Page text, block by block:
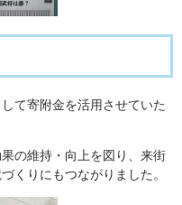
て寄附金を活用させていた
の維持・向上を図り、来街
くりにもつながりました。